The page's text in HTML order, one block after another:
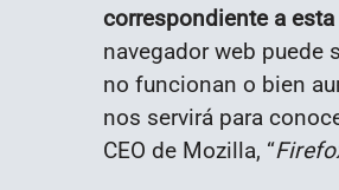
correspondiente a
navegador web puede
no funcionan o bien
nos servirá para
CEO de Mozilla, “